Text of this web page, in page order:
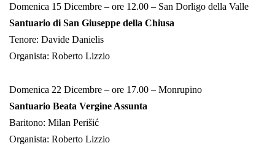
Domenica 15 Dicembre – ore 12.00 – San Dorligo della Valle
Santuario di San Giuseppe della Chiusa
Tenore: Davide Danielis
Organista: Roberto Lizzio
Domenica 22 Dicembre – ore 17.00 – Monrupino
Santuario Beata Vergine Assunta
Baritono: Milan Perišić
Organista: Roberto Lizzio